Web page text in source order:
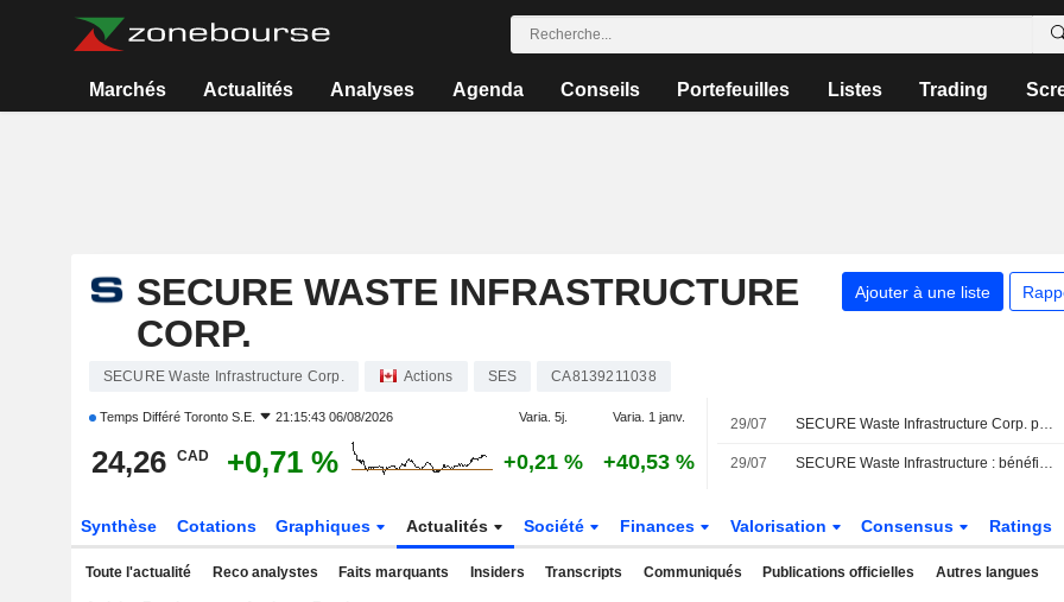
Marchés Actualités Analyses Agenda Conseils Portefeuilles Listes Trading
SECURE WASTE INFRASTRUCTURE
CORP.
Ajouter à une liste
SECURE Waste Infrastructure Corp. Actions SES CA8139211038
Temps Différé Toronto S.E. 21:15:43 06/08/2026 Varia. 5j. Varia. 1 janv.
24,26 CAD +0,71 % +0,21 % +40,53 %
29/07 SECURE Waste Infrastructure Corp. publie ses résultats pour le deuxième trimestre et le premier semestre clos le 30 juin 2026
29/07 SECURE Waste Infrastructure : bénéfice et chiffre d'affaires supérieurs aux attentes au T2 ; les perspectives d'EBITDA pour 2026 sont maintenues
Synthèse Cotations Graphiques Actualités Société Finances Valorisation Consensus Ratings
Toute l'actualité Reco analystes Faits marquants Insiders Transcripts Communiqués Publications officielles Autres langues